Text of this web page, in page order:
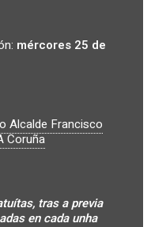
mércores 25 de
Alcalde Francisco
Coruña
tras a previa
en cada unha